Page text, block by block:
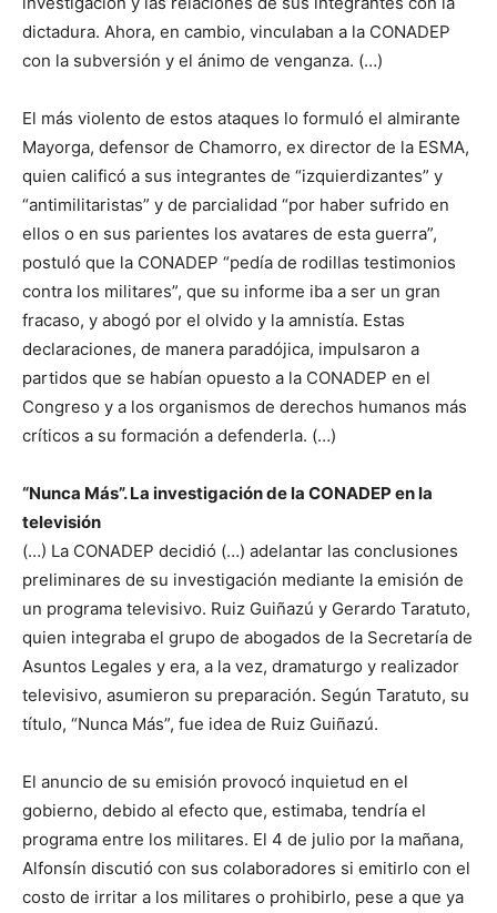
dictadura. Ahora, en cambio, vinculaban a la CONADEP
con la subversión y el ánimo de venganza. (…)
El más violento de estos ataques lo formuló el almirante
Mayorga, defensor de Chamorro, ex director de la ESMA,
quien calificó a sus integrantes de “izquierdizantes” y
“antimilitaristas” y de parcialidad “por haber sufrido en
ellos o en sus parientes los avatares de esta guerra”,
postuló que la CONADEP “pedía de rodillas testimonios
contra los militares”, que su informe iba a ser un gran
fracaso, y abogó por el olvido y la amnistía. Estas
declaraciones, de manera paradójica, impulsaron a
partidos que se habían opuesto a la CONADEP en el
Congreso y a los organismos de derechos humanos más
críticos a su formación a defenderla. (…)
“Nunca Más”. La investigación de la CONADEP en la
televisión
(…) La CONADEP decidió (…) adelantar las conclusiones
preliminares de su investigación mediante la emisión de
un programa televisivo. Ruiz Guiñazú y Gerardo Taratuto,
quien integraba el grupo de abogados de la Secretaría de
Asuntos Legales y era, a la vez, dramaturgo y realizador
televisivo, asumieron su preparación. Según Taratuto, su
título, “Nunca Más”, fue idea de Ruiz Guiñazú.
El anuncio de su emisión provocó inquietud en el
gobierno, debido al efecto que, estimaba, tendría el
programa entre los militares. El 4 de julio por la mañana,
Alfonsín discutió con sus colaboradores si emitirlo con el
costo de irritar a los militares o prohibirlo, pese a que ya